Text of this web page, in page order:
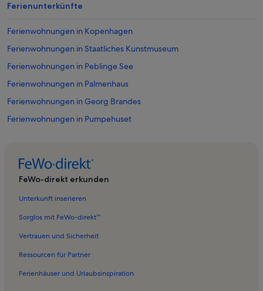
Ferienunterkünfte
Ferienwohnungen in Kopenhagen
Ferienwohnungen in Staatliches Kunstmuseum
Ferienwohnungen in Peblinge See
Ferienwohnungen in Palmenhaus
Ferienwohnungen in Georg Brandes
Ferienwohnungen in Pumpehuset
Ferienwohnungen in Forum Copenhagen
Ferienwohnungen in Jægersborggade
Ferienwohnungen in Niels Bohr Archiv
Ferienwohnungen in Assistens Kirkegård
FeWo-direkt erkunden
Unterkunft inserieren
Sorglos mit FeWo-direkt™
Vertrauen und Sicherheit
Ressourcen für Partner
Ferienhäuser und Urlaubsinspiration